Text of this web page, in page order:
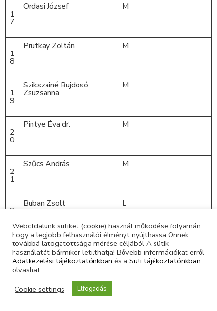
1
7
Ordasi József M
1
8
Prutkay Zoltán M
1
9
Szikszainé Bujdosó
Zsuzsanna
M
2
0
Pintye Éva dr. M
2
1
Szűcs András M
2
Buban Zsolt L
2
3
Budai Andrea L
2
*
Weboldalunk sütiket (cookie) használ működése folyamán,
hogy a legjobb felhasználói élményt nyújthassa Önnek,
továbbá látogatottsága mérése céljából A sütik
használatát bármikor letilthatja! Bővebb információkat erről
Adatkezelési tájékoztatónkban és a Süti tájékoztatónkban
olvashat.
Cookie settings
Elfogadás